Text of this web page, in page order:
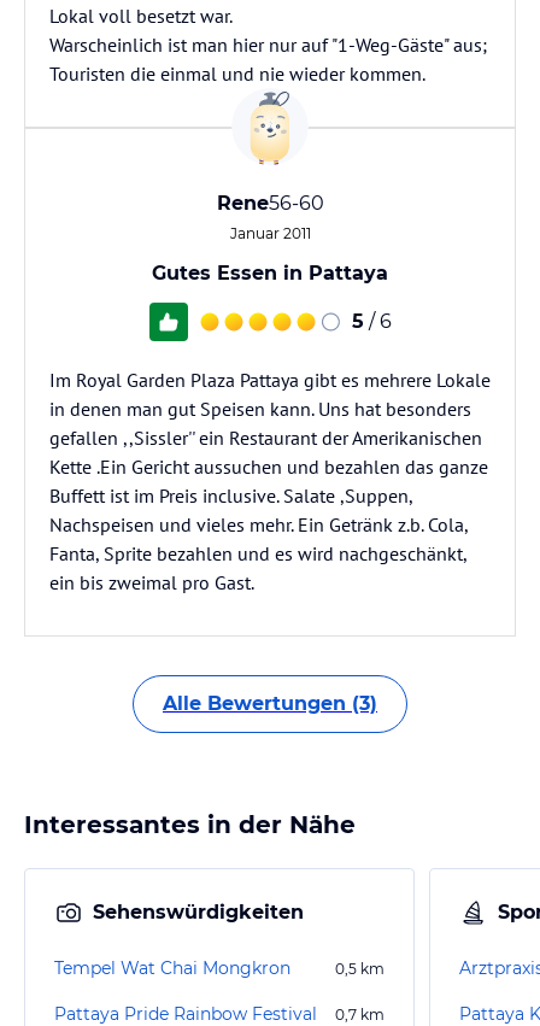
Lokal voll besetzt war.
Warscheinlich ist man hier nur auf "1-Weg-Gäste" aus;
Touristen die einmal und nie wieder kommen.
Rene56-60
Januar 2011
Gutes Essen in Pattaya
5 / 6
Im Royal Garden Plaza Pattaya gibt es mehrere Lokale
in denen man gut Speisen kann. Uns hat besonders
gefallen ,,Sissler'' ein Restaurant der Amerikanischen
Kette .Ein Gericht aussuchen und bezahlen das ganze
Buffett ist im Preis inclusive. Salate ,Suppen,
Nachspeisen und vieles mehr. Ein Getränk z.b. Cola,
Fanta, Sprite bezahlen und es wird nachgeschänkt,
ein bis zweimal pro Gast.
Alle Bewertungen (3)
Interessantes in der Nähe
Sehenswürdigkeiten
Tempel Wat Chai Mongkron 0,5 km
Pattaya Pride Rainbow Festival 0,7 km Pattaya